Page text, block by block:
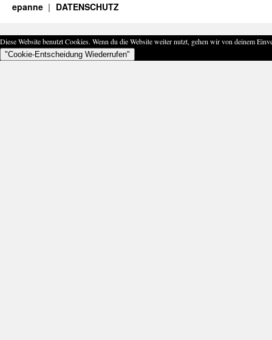
epanne DATENSCHUTZ
Diese Website benutzt Cookies. Wenn du die Website weiter nutzt, gehen wir von deinem
"Cookie-Entscheidung Wiederrufen"